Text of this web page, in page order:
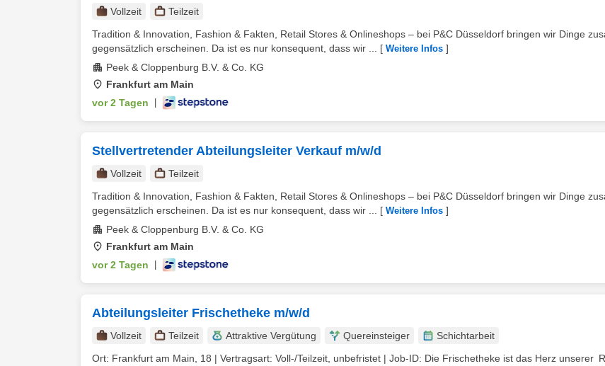
Vollzeit
Teilzeit
Tradition & Innovation, Fashion & Fakten, Retail Stores & Onlineshops – bei P&C Düsseldorf bringen wir Dinge
gegensätzlich erscheinen. Da ist es nur konsequent, dass wir ...
[ Weitere Infos ]
Peek & Cloppenburg B.V. & Co. KG
Frankfurt am Main
vor 2 Tagen
Stellvertretender Abteilungsleiter Verkauf m/w/d
Vollzeit
Teilzeit
Tradition & Innovation, Fashion & Fakten, Retail Stores & Onlineshops – bei P&C Düsseldorf bringen wir Dinge
gegensätzlich erscheinen. Da ist es nur konsequent, dass wir ...
[ Weitere Infos ]
Peek & Cloppenburg B.V. & Co. KG
Frankfurt am Main
vor 2 Tagen
Abteilungsleiter Frischetheke m/w/d
Vollzeit Teilzeit Attraktive Vergütung Quereinsteiger
Schichtarbeit
Ort: Frankfurt am Main, 18 | Vertragsart: Voll-/Teilzeit, unbefristet | Job-ID: Die Frischetheke ist das Herz unserer